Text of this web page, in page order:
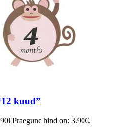
kuud”
€Praegune hind on: 3.90€.